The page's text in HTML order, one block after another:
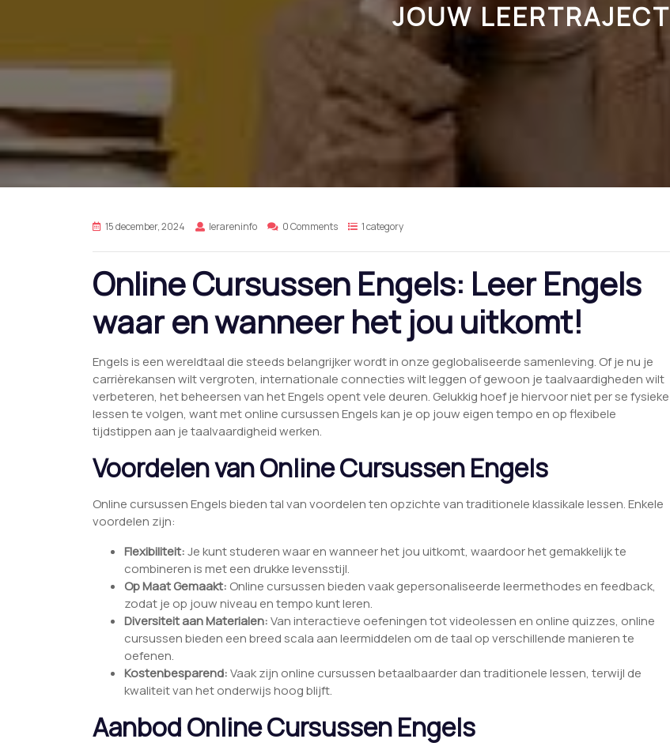
JOUW LEERTRAJECT
15 december, 2024 lerareninfo 0 Comments 1 category
Online Cursussen Engels: Leer Engels
waar en wanneer het jou uitkomt!
Engels is een wereldtaal die steeds belangrijker wordt in onze geglobaliseerde samenleving. Of je nu je
carrièrekansen wilt vergroten, internationale connecties wilt leggen of gewoon je taalvaardigheden wilt
verbeteren, het beheersen van het Engels opent vele deuren. Gelukkig hoef je hiervoor niet per se fysieke
lessen te volgen, want met online cursussen Engels kan je op jouw eigen tempo en op flexibele
tijdstippen aan je taalvaardigheid werken.
Voordelen van Online Cursussen Engels
Online cursussen Engels bieden tal van voordelen ten opzichte van traditionele klassikale lessen. Enkele
voordelen zijn:
Flexibiliteit:Je kunt studeren waar en wanneer het jou uitkomt, waardoor het gemakkelijk te
combineren is met een drukke levensstijl.
Op Maat Gemaakt: Online cursussen bieden vaak gepersonaliseerde leermethodes en feedback,
zodat je op jouw niveau en tempo kunt leren.
Diversiteit aan Materialen:Van interactieve oefeningen tot videolessen en online quizzes, online
cursussen bieden een breed scala aan leermiddelen om de taal op verschillende manieren te
oefenen.
Kostenbesparend:Vaak zijn online cursussen betaalbaarder dan traditionele lessen, terwijl de
kwaliteit van het onderwijs hoog blijft.
Aanbod Online Cursussen Engels